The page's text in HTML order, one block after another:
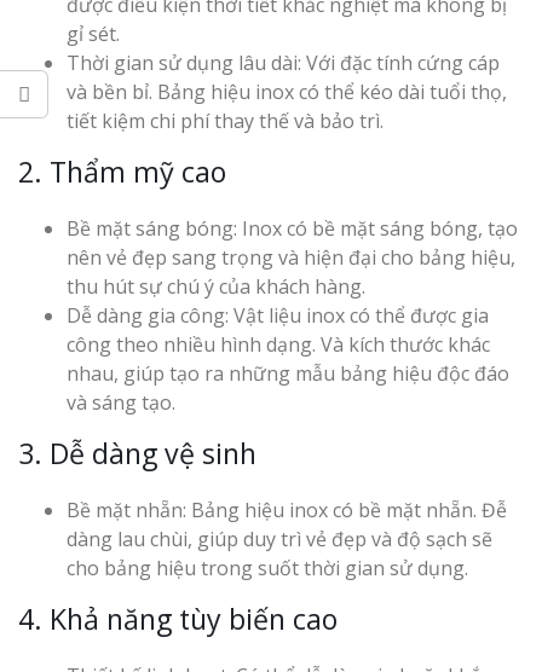
gỉ sét.
Thời gian sử dụng lâu dài: Với đặc tính cứng cáp
và bền bỉ. Bảng hiệu inox có thể kéo dài tuổi thọ,
tiết kiệm chi phí thay thế và bảo trì.
2. Thẩm mỹ cao
Bề mặt sáng bóng: Inox có bề mặt sáng bóng, tạo
nên vẻ đẹp sang trọng và hiện đại cho bảng hiệu,
thu hút sự chú ý của khách hàng.
Dễ dàng gia công: Vật liệu inox có thể được gia
công theo nhiều hình dạng. Và kích thước khác
nhau, giúp tạo ra những mẫu bảng hiệu độc đáo
và sáng tạo.
3. Dễ dàng vệ sinh
Bề mặt nhẵn: Bảng hiệu inox có bề mặt nhẵn. Đễ
dàng lau chùi, giúp duy trì vẻ đẹp và độ sạch sẽ
cho bảng hiệu trong suốt thời gian sử dụng.
4. Khả năng tùy biến cao
Rẻ Tại Vinh Giải Pháp
Quả
Biển Led
Ma Trận
Nghiệp
Làm Biển
Mica Tại Vinh Lấy
tại Vinh Nghệ An